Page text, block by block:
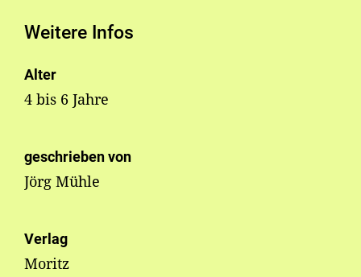
Weitere Infos
Alter
4 bis 6 Jahre
geschrieben von
Jörg Mühle
Verlag
Moritz